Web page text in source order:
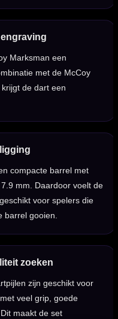
Marksman een
met de McCoy
de dart een
compacte barrel met
mm. Daardoor voelt de
voor spelers die
barrel gooien.
zoeken
zijn geschikt voor
veel grip, goede
maakt de set